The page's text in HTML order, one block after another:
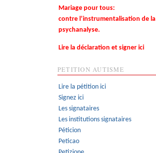
Mariage pour tous:
contre l’instrumentalisation de la
psychanalyse.
Lire la déclaration et signer ici
PETITION AUTISME
Lire la pétition ici
Signez ici
Les signataires
Les institutions signataires
Péticion
Peticao